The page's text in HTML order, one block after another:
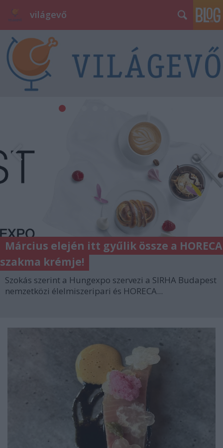
világevő
Március elején itt gyűlik össze a HORECA
szakma krémje!
Szokás szerint a Hungexpo szervezi a SIRHA Budapest
nemzetközi élelmiszeripari és HORECA...